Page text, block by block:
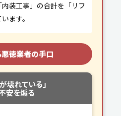
装工事」の合計を「リフ
ます。
悪徳業者の手口
壊れている」
安を煽る